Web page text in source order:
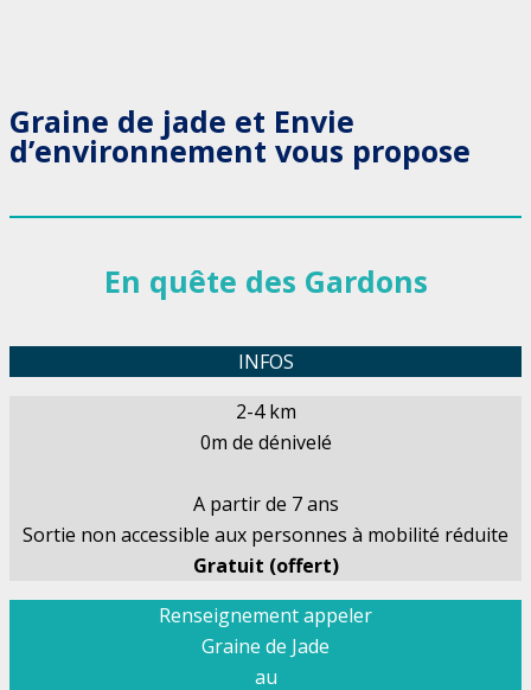
Graine de jade et Envie
d’environnement vous propose
En quête des Gardons
INFOS
2-4 km
0m de dénivelé
A partir de 7 ans
Sortie non accessible aux personnes à mobilité réduite
Gratuit (offert)
Renseignement appeler
Graine de Jade
au